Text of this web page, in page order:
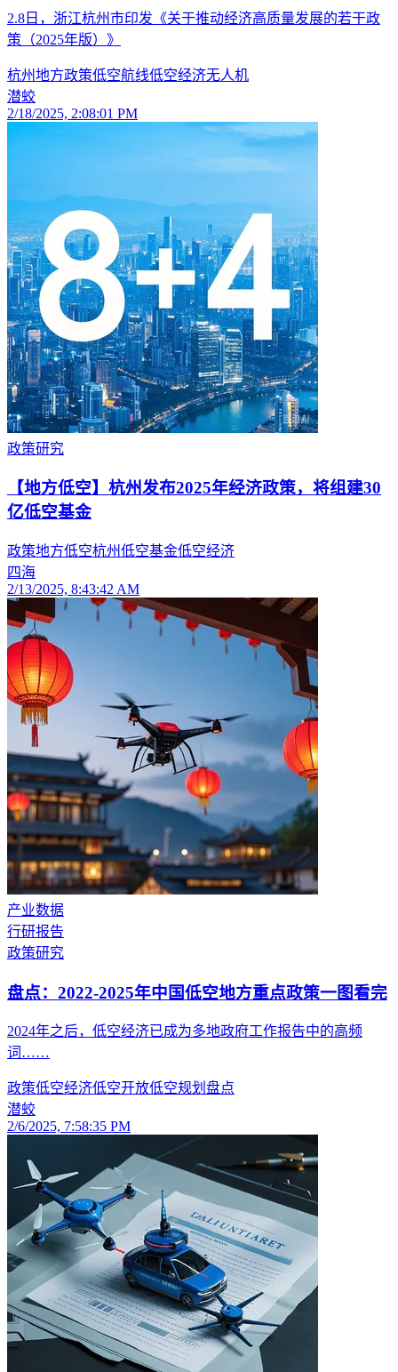
2.8日，浙江杭州市印发《关于推动经济高质量发展的若干政
策（2025年版）》
杭州地方政策低空航线低空经济无人机
潜蛟
2/18/2025, 2:08:01 PM
政策研究
【地方低空】杭州发布2025年经济政策，将组建30
亿低空基金
政策地方低空杭州低空基金低空经济
四海
2/13/2025, 8:43:42 AM
产业数据
行研报告
政策研究
盘点：2022-2025年中国低空地方重点政策一图看完
2024年之后，低空经济已成为多地政府工作报告中的高频
词……
政策低空经济低空开放低空规划 盘点
潜蛟
2/6/2025, 7:58:35 PM